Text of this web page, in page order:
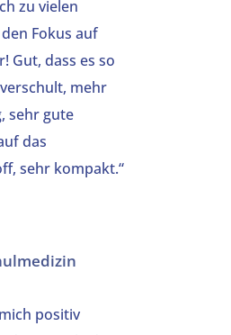
zu vielen
Fokus auf
Gut, dass es so
mehr
sehr gute
das
sehr kompakt.“
positiv